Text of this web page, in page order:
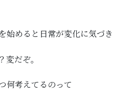
始めると日常が変化に気づき
変だぞ。
何考えてるのって